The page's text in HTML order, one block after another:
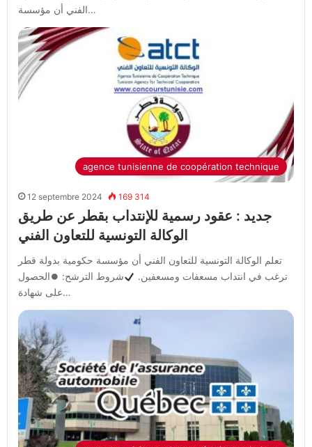
الفني أن مؤسسة…
agence tunisienne de coopération technique
12 septembre 2024 169 314
جديد : عقود رسمية للإنتداب بقطر عن طريق
الوكالة التونسية للتعاون الفني
تعلم الوكالة التونسية للتعاون الفني أن مؤسسة حكومية بدولة قطر
ترغب في انتداب مسعفات ومسعفين.
شروط الترشح: ⏺الحصول
على شهادة…